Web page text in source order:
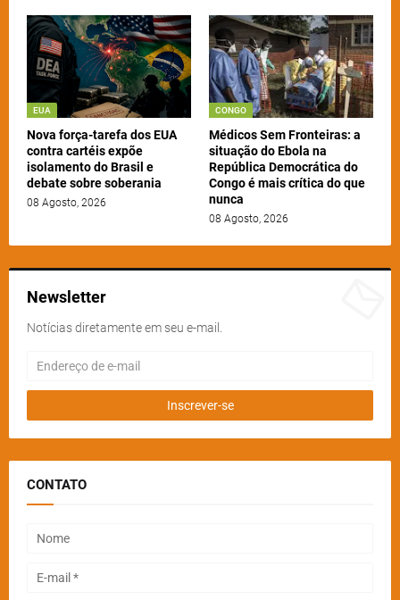
EUA
Nova força-tarefa dos EUA
contra cartéis expõe
isolamento do Brasil e
debate sobre soberania
08 Agosto, 2026
CONGO
Médicos Sem Fronteiras: a
situação do Ebola na
República Democrática do
Congo é mais crítica do que
nunca
08 Agosto, 2026
Newsletter
Notícias diretamente em seu e-mail.
CONTATO